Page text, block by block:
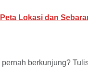
Peta Lokasi dan
pernah berkunjung?